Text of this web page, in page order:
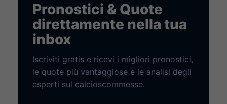
Pronostici & Quote
direttamente nella tua
inbox
Iscriviti gratis e ricevi i migliori pronostici,
le quote più vantaggiose e le analisi degli
esperti sul calcioscommesse.